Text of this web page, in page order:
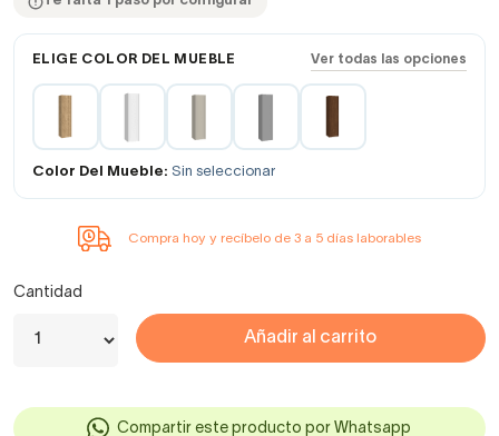
ELIGE COLOR DEL MUEBLE Ver todas las opciones
Color Del Mueble: Sin seleccionar
Compra hoy y recíbelo de 3 a 5 días laborables
Cantidad
Añadir al carrito
Compartir este producto por Whatsapp